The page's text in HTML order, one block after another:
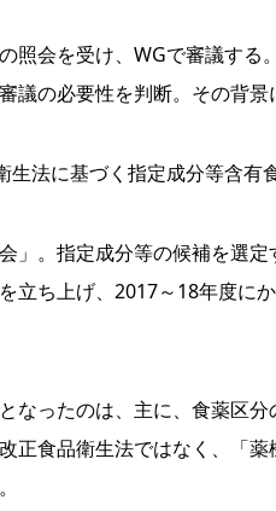
照会を受け、WGで審議する
議の必要性を判断。その背景
法に基づく指定成分等含有
」。指定成分等の候補を選
立ち上げ、2017～18年度に
なったのは、主に、食薬区
正食品衛生法ではなく、「